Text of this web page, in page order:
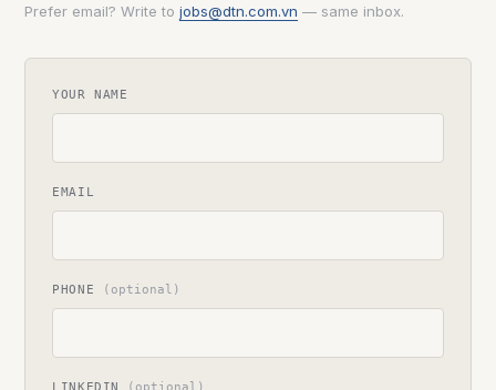
Prefer email? Write tojobs@dtn.com.vn — same inbox.
YOUR NAME
EMAIL
PHONE (optional)
LINKEDIN (optional)